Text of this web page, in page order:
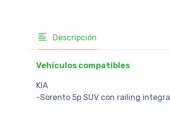
Descripción
Vehículos compatibles
KIA
-Sorento 5p SUV con railing